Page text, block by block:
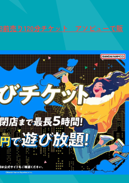
前売り120分チケット アソビューで販